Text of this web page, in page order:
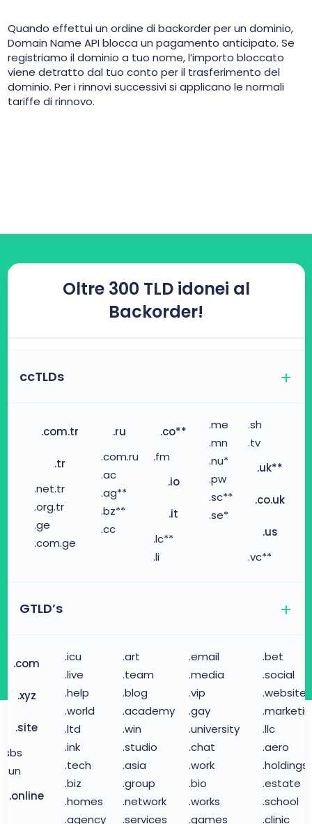
Quando effettui un ordine di backorder per un dominio,
Domain Name API blocca un pagamento anticipato. Se
registriamo il dominio a tuo nome, l’importo bloccato
viene detratto dal tuo conto per il trasferimento del
dominio. Per i rinnovi successivi si applicano le normali
tariffe di rinnovo.
Oltre 300 TLD idonei al
Backorder!
ccTLDs
.com.tr
.tr
.net.tr
.org.tr
.ge
.com.ge
.ru
.com.ru
.ac
.ag**
.bz**
.cc
.co**
.fm
.io
.it
.lc**
.li
.me
.mn
.nu*
.pw
.sc**
.se*
.sh
.tv
.uk**
.co.uk
.us
.vc**
GTLD’s
.com
.xyz
.site
.sbs
.fun
.online
.icu
.live
.help
.world
.ltd
.ink
.tech
.biz
.homes
.agency
.art
.team
.blog
.academy
.win
.studio
.asia
.group
.network
.services
.email
.media
.vip
.gay
.university
.chat
.work
.bio
.works
.games
.bet
.social
.website
.llc
.aero
.holdings
.estate
.school
.clinic